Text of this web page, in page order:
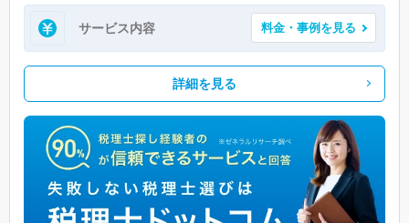
サービス内容 料金・事例を見る
詳細を見る